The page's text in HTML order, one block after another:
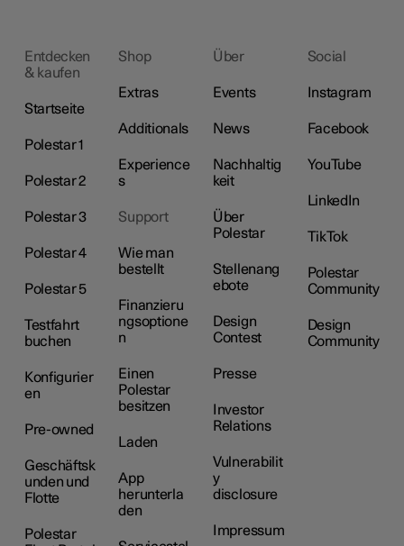
Entdecken
& kaufen
Startseite
Polestar 1
Polestar 2
Polestar 3
Polestar 4
Polestar 5
Testfahrt
buchen
Konfigurier
en
Pre-owned
Geschäftsk
unden und
Flotte
Polestar
Shop
Extras
Additionals
Experience
s
Support
Wie man
bestellt
Finanzieru
ngsoptione
n
Einen
Polestar
besitzen
Laden
App
herunterla
den
Über
Events
News
Nachhaltig
keit
Über
Polestar
Stellenang
ebote
Design
Contest
Presse
Investor
Relations
Vulnerabilit
y
disclosure
Impressum
Social
Instagram
Facebook
YouTube
LinkedIn
TikTok
Polestar
Community
Design
Community